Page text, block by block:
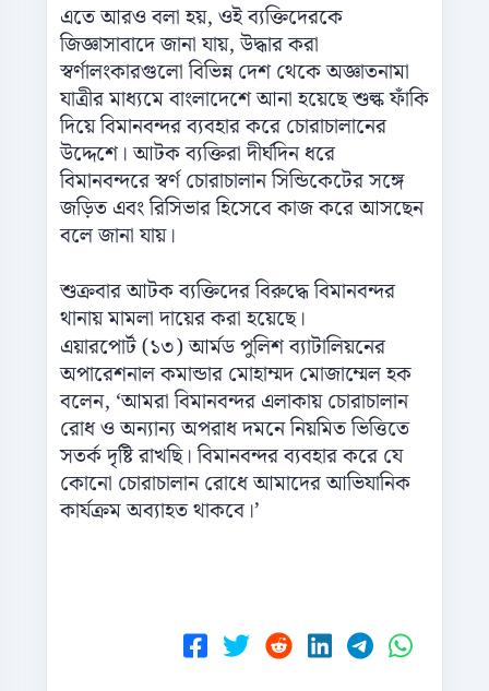
এতে আরও বলা হয়, ওই ব্যক্তিদেরকে
জিজ্ঞাসাবাদে জানা যায়, উদ্ধার করা
স্বর্ণালংকারগুলো বিভিন্ন দেশ থেকে অজ্ঞাতনামা
যাত্রীর মাধ্যমে বাংলাদেশে আনা হয়েছে শুল্ক ফাঁকি
দিয়ে বিমানবন্দর ব্যবহার করে চোরাচালানের
উদ্দেশে। আটক ব্যক্তিরা দীর্ঘদিন ধরে
বিমানবন্দরে স্বর্ণ চোরাচালান সিন্ডিকেটের সঙ্গে
জড়িত এবং রিসিভার হিসেবে কাজ করে আসছেন
বলে জানা যায়।
শুক্রবার আটক ব্যক্তিদের বিরুদ্ধে বিমানবন্দর
থানায় মামলা দায়ের করা হয়েছে।
এয়ারপোর্ট (১৩) আর্মড পুলিশ ব্যাটালিয়নের
অপারেশনাল কমান্ডার মোহাম্মদ মোজাম্মেল হক
বলেন, ‘আমরা বিমানবন্দর এলাকায় চোরাচালান
রোধ ও অন্যান্য অপরাধ দমনে নিয়মিত ভিত্তিতে
সতর্ক দৃষ্টি রাখছি। বিমানবন্দর ব্যবহার করে যে
কোনো চোরাচালান রোধে আমাদের আভিযানিক
কার্যক্রম অব্যাহত থাকবে।’